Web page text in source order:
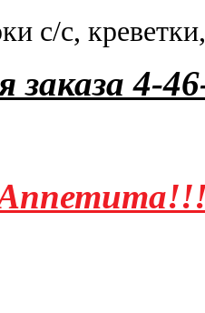
с/с,
заказа 4-